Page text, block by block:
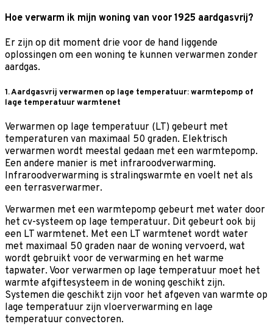
Hoe verwarm ik mijn woning van voor 1925 aardgasvrij?
Er zijn op dit moment drie voor de hand liggende
oplossingen om een woning te kunnen verwarmen zonder
aardgas.
1. Aardgasvrij verwarmen op lage temperatuur: warmtepomp of
lage temperatuur warmtenet
Verwarmen op lage temperatuur (LT) gebeurt met
temperaturen van maximaal 50 graden. Elektrisch
verwarmen wordt meestal gedaan met een warmtepomp.
Een andere manier is met infraroodverwarming.
Infraroodverwarming is stralingswarmte en voelt net als
een terrasverwarmer.
Verwarmen met een warmtepomp gebeurt met water door
het cv-systeem op lage temperatuur. Dit gebeurt ook bij
een LT warmtenet. Met een LT warmtenet wordt water
met maximaal 50 graden naar de woning vervoerd, wat
wordt gebruikt voor de verwarming en het warme
tapwater. Voor verwarmen op lage temperatuur moet het
warmte afgiftesysteem in de woning geschikt zijn.
Systemen die geschikt zijn voor het afgeven van warmte op
lage temperatuur zijn vloerverwarming en lage
temperatuur convectoren.